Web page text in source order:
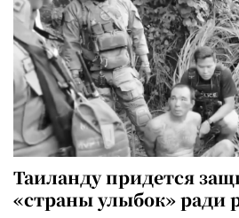
Таиланду придется
«страны улыбок» ради